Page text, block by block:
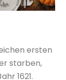
ersten
starben,
1621.